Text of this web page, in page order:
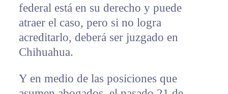
federal está en su derecho y puede
atraer el caso, pero si no logra
acreditarlo, deberá ser juzgado en
Chihuahua.
Y en medio de las posiciones que